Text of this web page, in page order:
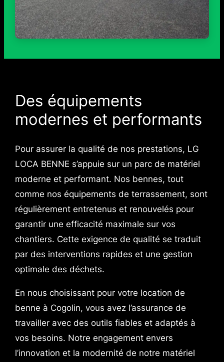
Des équipements
modernes et performants
Pour assurer la qualité de nos prestations, LG
LOCA BENNE s’appuie sur un parc de matériel
moderne et performant. Nos bennes, tout
comme nos équipements de terrassement, sont
régulièrement entretenus et renouvelés pour
garantir une efficacité maximale sur vos
chantiers. Cette exigence de qualité se traduit
par des interventions rapides et une gestion
optimale des déchets.
En nous choisissant pour votre location de
benne à Cogolin, vous avez l’assurance de
travailler avec des outils fiables et adaptés à
vos besoins. Notre engagement envers
l’innovation et la modernité de notre matériel